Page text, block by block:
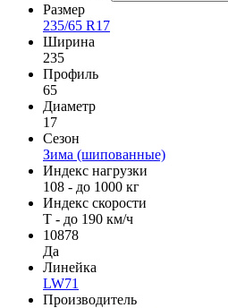
Размер
235/65 R17
Ширина
235
Профиль
65
Диаметр
17
Сезон
Зима (шипованные)
Индекс нагрузки
108 - до 1000 кг
Индекс скорости
T - до 190 км/ч
10878
Да
Линейка
LW71
Производитель